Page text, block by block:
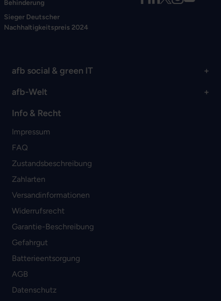
Behinderung
Sieger Deutscher
Nachhaltigkeitspreis 2024
afb social & green IT
afb-Welt
Info & Recht
Impressum
FAQ
Zustandsbeschreibung
Zahlarten
Versandinformationen
Widerrufsrecht
Garantie-Beschreibung
Gefahrgut
Batterieentsorgung
AGB
Datenschutz